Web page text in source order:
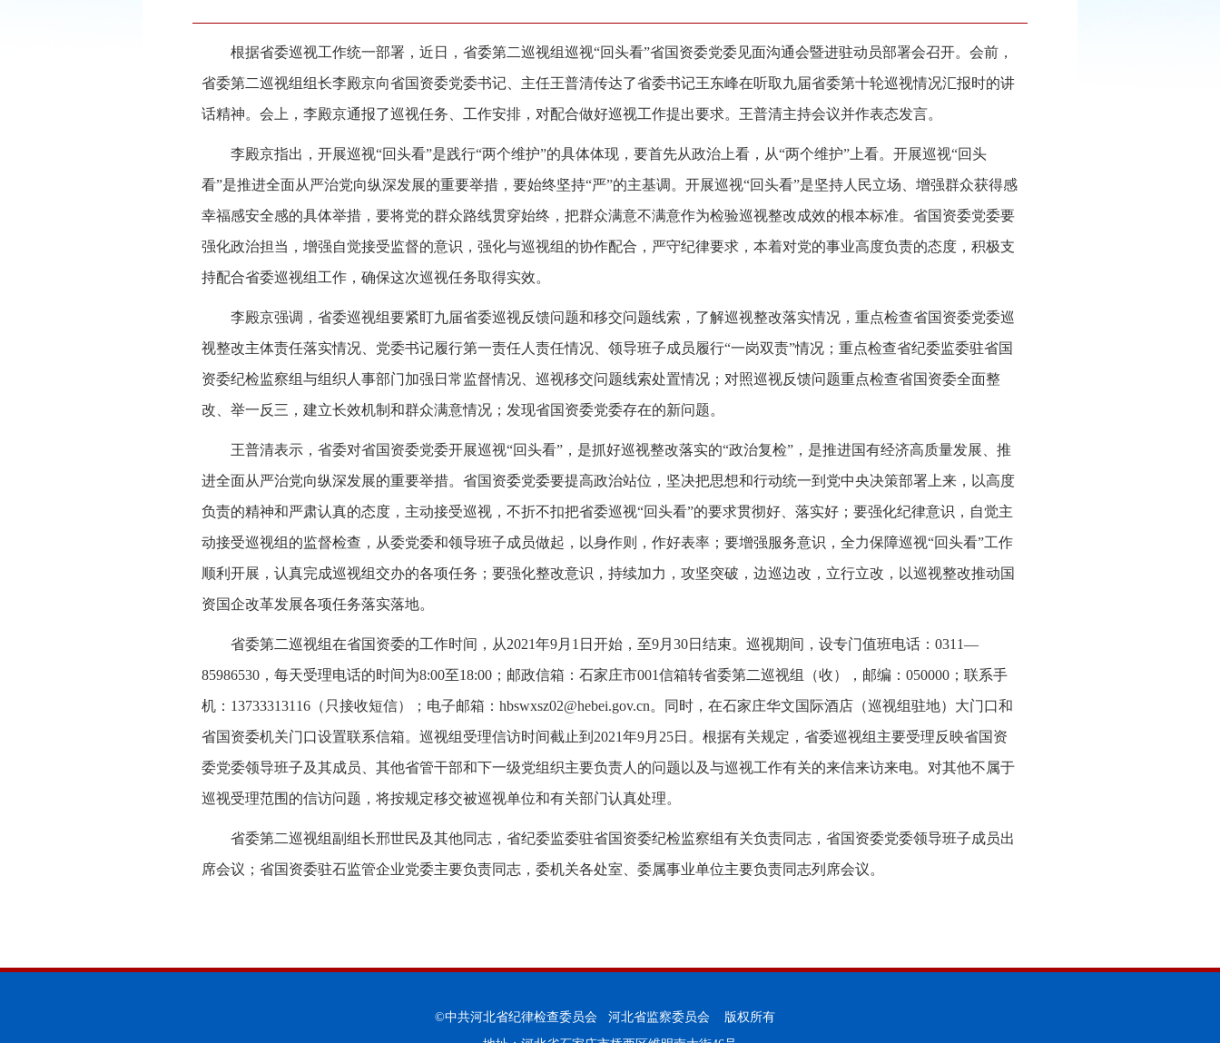
根据省委巡视工作统一部署，近日，省委第二巡视组巡视“回头看”省国资委党委见面沟通会暨进驻动员部署会召开。会前，
省委第二巡视组组长李殿京向省国资委党委书记、主任王普清传达了省委书记王东峰在听取九届省委第十轮巡视情况汇报时的讲
话精神。会上，李殿京通报了巡视任务、工作安排，对配合做好巡视工作提出要求。王普清主持会议并作表态发言。
李殿京指出，开展巡视“回头看”是践行“两个维护”的具体体现，要首先从政治上看，从“两个维护”上看。开展巡视“回头
看”是推进全面从严治党向纵深发展的重要举措，要始终坚持“严”的主基调。开展巡视“回头看”是坚持人民立场、增强群众获得感
幸福感安全感的具体举措，要将党的群众路线贯穿始终，把群众满意不满意作为检验巡视整改成效的根本标准。省国资委党委要
强化政治担当，增强自觉接受监督的意识，强化与巡视组的协作配合，严守纪律要求，本着对党的事业高度负责的态度，积极支
持配合省委巡视组工作，确保这次巡视任务取得实效。
李殿京强调，省委巡视组要紧盯九届省委巡视反馈问题和移交问题线索，了解巡视整改落实情况，重点检查省国资委党委巡
视整改主体责任落实情况、党委书记履行第一责任人责任情况、领导班子成员履行“一岗双责”情况；重点检查省纪委监委驻省国
资委纪检监察组与组织人事部门加强日常监督情况、巡视移交问题线索处置情况；对照巡视反馈问题重点检查省国资委全面整
改、举一反三，建立长效机制和群众满意情况；发现省国资委党委存在的新问题。
王普清表示，省委对省国资委党委开展巡视“回头看”，是抓好巡视整改落实的“政治复检”，是推进国有经济高质量发展、推
进全面从严治党向纵深发展的重要举措。省国资委党委要提高政治站位，坚决把思想和行动统一到党中央决策部署上来，以高度
负责的精神和严肃认真的态度，主动接受巡视，不折不扣把省委巡视“回头看”的要求贯彻好、落实好；要强化纪律意识，自觉主
动接受巡视组的监督检查，从委党委和领导班子成员做起，以身作则，作好表率；要增强服务意识，全力保障巡视“回头看”工作
顺利开展，认真完成巡视组交办的各项任务；要强化整改意识，持续加力，攻坚突破，边巡边改，立行立改，以巡视整改推动国
资国企改革发展各项任务落实落地。
省委第二巡视组在省国资委的工作时间，从2021年9月1日开始，至9月30日结束。巡视期间，设专门值班电话：0311—
85986530，每天受理电话的时间为8:00至18:00；邮政信箱：石家庄市001信箱转省委第二巡视组（收），邮编：050000；联系手
机：13733313116（只接收短信）；电子邮箱：hbswxsz02@hebei.gov.cn。同时，在石家庄华文国际酒店（巡视组驻地）大门口和
省国资委机关门口设置联系信箱。巡视组受理信访时间截止到2021年9月25日。根据有关规定，省委巡视组主要受理反映省国资
委党委领导班子及其成员、其他省管干部和下一级党组织主要负责人的问题以及与巡视工作有关的来信来访来电。对其他不属于
巡视受理范围的信访问题，将按规定移交被巡视单位和有关部门认真处理。
省委第二巡视组副组长邢世民及其他同志，省纪委监委驻省国资委纪检监察组有关负责同志，省国资委党委领导班子成员出
席会议；省国资委驻石监管企业党委主要负责同志，委机关各处室、委属事业单位主要负责同志列席会议。
©中共河北省纪律检查委员会 河北省监察委员会 版权所有